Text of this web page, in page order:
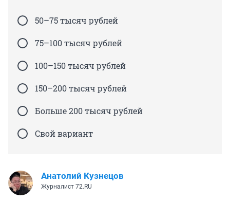
50–75 тысяч рублей
75–100 тысяч рублей
100–150 тысяч рублей
150–200 тысяч рублей
Больше 200 тысяч рублей
Свой вариант
Анатолий Кузнецов
Журналист 72.RU